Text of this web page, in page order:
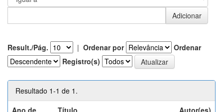
Result./Pág. | Ordenar por
Ordenar
Registro(s)
Resultado 1-1 de 1.
Ano de
Título Autor(es)